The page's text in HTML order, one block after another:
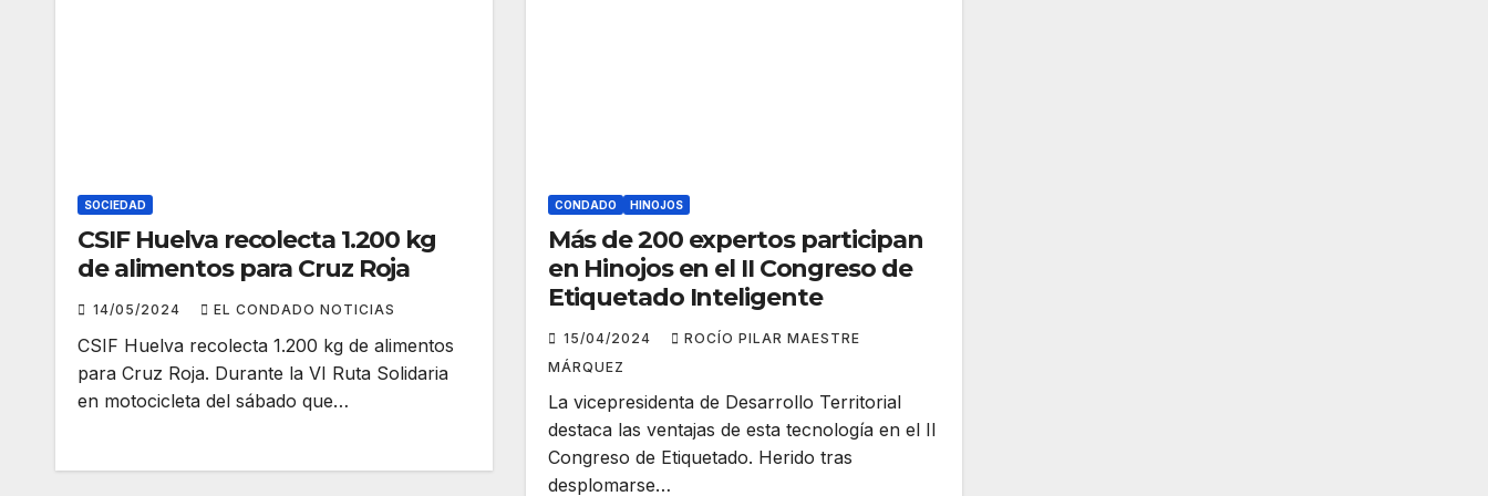
SOCIEDAD
CSIF Huelva recolecta 1.200 kg
de alimentos para Cruz Roja
14/05/2024 EL CONDADO NOTICIAS
CSIF Huelva recolecta 1.200 kg de alimentos
para Cruz Roja. Durante la VI Ruta Solidaria
en motocicleta del sábado que…
CONDADO HINOJOS
Más de 200 expertos participan
en Hinojos en el II Congreso de
Etiquetado Inteligente
15/04/2024
ROCÍO PILAR MAESTRE
MÁRQUEZ
La vicepresidenta de Desarrollo Territorial
destaca las ventajas de esta tecnología en el II
Congreso de Etiquetado. Herido tras
desplomarse…